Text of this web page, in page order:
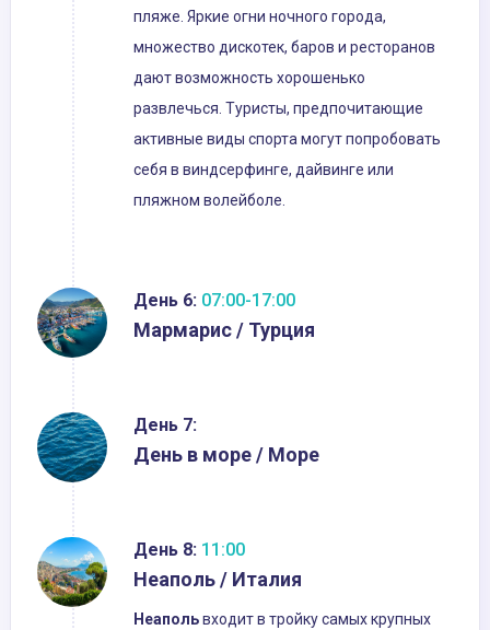
пляже. Яркие огни ночного города,
множество дискотек, баров и ресторанов
дают возможность хорошенько
развлечься. Туристы, предпочитающие
активные виды спорта могут попробовать
себя в виндсерфинге, дайвинге или
пляжном волейболе.
День 6: 07:00-17:00
Мармарис / Турция
День 7:
День в море / Море
День 8: 11:00
Неаполь / Италия
Неапольвходит в тройку самых крупных